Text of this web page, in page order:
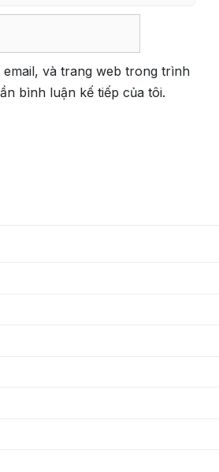
email, và trang web trong trình
bình luận kế tiếp của tôi.